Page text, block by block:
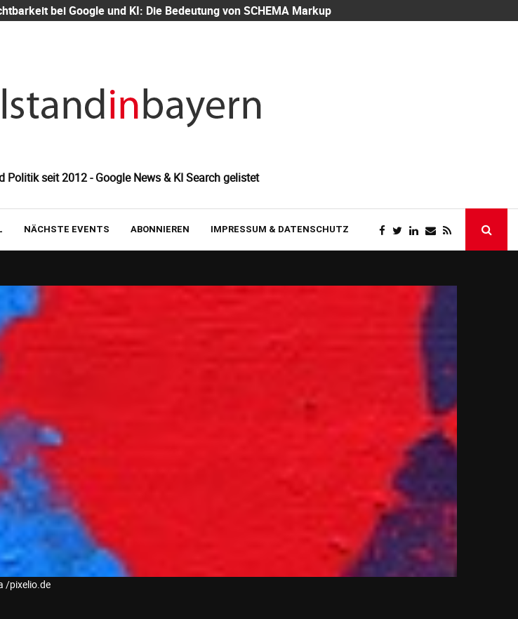
bei Google und KI: Die Bedeutung von SCHEMA Markup
seit 2012 - Google News & KI Search gelistet
NÄCHSTE EVENTS ABONNIEREN IMPRESSUM & DATENSCHUTZ
/pixelio.de